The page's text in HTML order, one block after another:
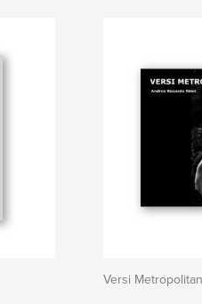
Versi